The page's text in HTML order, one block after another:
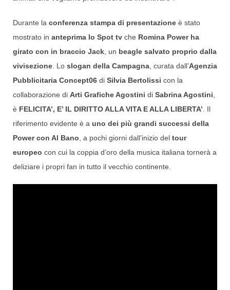
Durante la conferenza stampa di presentazione è stato
mostrato in anteprima lo Spot tv che Romina Power ha
girato con in braccio Jack , un beagle salvato proprio dalla
vivisezione . Lo slogan della Campagna , curata dall’Agenzia
Pubblicitaria Concept06 di Silvia Bertolissi con la
collaborazione di Arti Grafiche Agostini di Sabrina Agostini
è FELICITA’, E’ IL DIRITTO ALLA VITA E ALLA LIBERTA’ . Il
riferimento evidente è a uno dei più grandi successi della
Power con Al Bano , a pochi giorni dall’inizio del tour
europeo con cui la coppia d’oro della musica italiana tornerà a
deliziare i propri fan in tutto il vecchio continente.